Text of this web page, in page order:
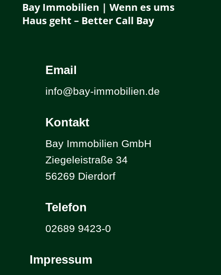
Bay Immobilien | Wenn es ums
Haus geht – Better Call Bay
Email
info@bay-immobilien.de
Kontakt
Bay Immobilien GmbH
Ziegeleistraße 34
56269 Dierdorf
Telefon
02689 9423-0
Impressum